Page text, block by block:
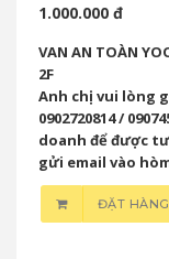
1.000.000 đ
VAN AN TOÀN
2F
Anh chị vui lòng
0902720814 /
doanh để được
gửi email vào
ĐẶT HÀNG